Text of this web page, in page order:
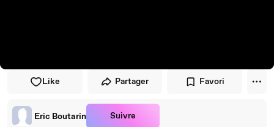
Like Partager Favori
Eric Boutarin Suivre